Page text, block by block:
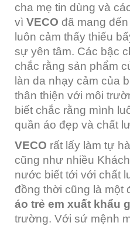
cha mẹ tin dùng và
vì VECO đã mang
luôn cảm thấy thiếu
sự yên tâm. Các bậc
chắc rằng sản phẩm
làn da nhạy cảm của
thân thiện với môi
biết chắc rằng mình
quần áo đẹp và chất
VECO rất lấy làm tự
cũng như nhiều
nước biết tới với chất
đồng thời cũng là một
áo trẻ em xuất khẩu
trường. Với sứ mệnh